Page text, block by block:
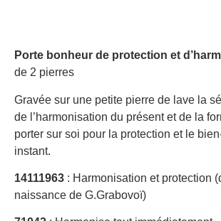
Porte bonheur de protection et
de 2 pierres
Gravée sur une petite pierre de lave la
de l’harmonisation du présent et de la
porter sur soi pour la protection et le
instant.
14111963 : Harmonisation et protection
naissance de G.Grabovoï)